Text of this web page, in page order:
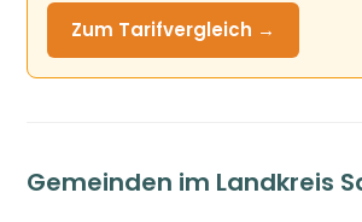
Zum Tarifvergleich →
Gemeinden im Landkreis